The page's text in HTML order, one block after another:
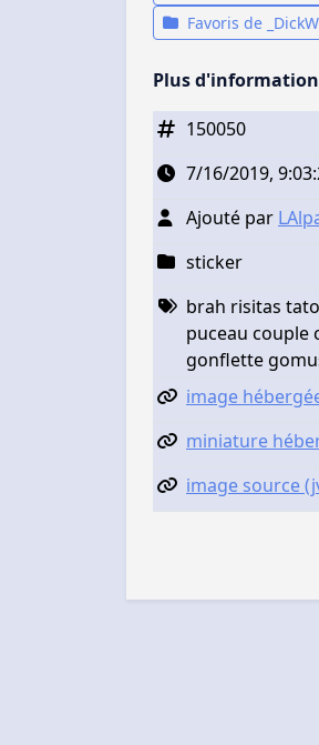
Favoris de
Plus d'information
150050
7/16/2019,
Ajouté par
sticker
brah risitas
puceau couple
gonflette
image
miniature
image source